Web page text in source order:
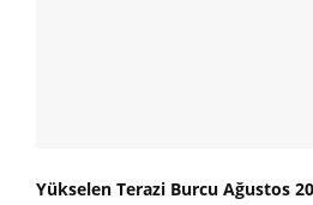
Yükselen Terazi Burcu Ağustos